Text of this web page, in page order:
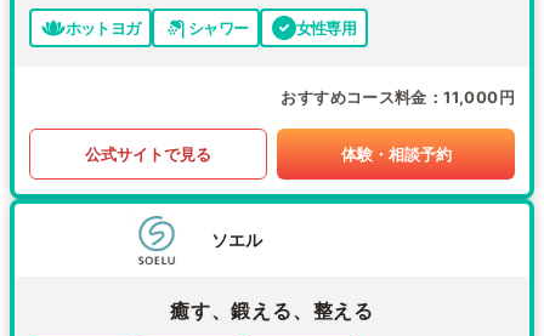
ホットヨガ シャワー 女性専用
おすすめコース料金 11,000円
公式サイトで見る 体験・相談予約
ソエル
癒す、鍛える、整える